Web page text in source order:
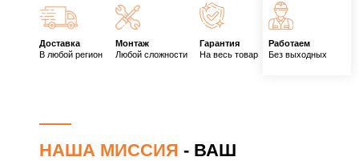
Доставка
В любой регион
Монтаж
Любой сложности
Гарантия
На весь товар
Работаем
Без выходных
НАША МИССИЯ - ВАШ